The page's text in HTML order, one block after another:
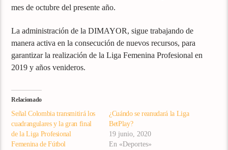
mes de octubre del presente año.
La administración de la DIMAYOR, sigue trabajando de
manera activa en la consecución de nuevos recursos, para
garantizar la realización de la Liga Femenina Profesional en
2019 y años venideros.
Relacionado
Señal Colombia transmitirá los
cuadrangulares y la gran final
de la Liga Profesional
Femenina de Fútbol
¿Cuándo se reanudará la Liga
BetPlay?
19 junio, 2020
En «Deportes»